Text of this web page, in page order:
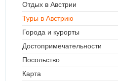
Отдых в Австрии
Туры в Австрию
Города и курорты
Достопримечательности
Посольство
Карта